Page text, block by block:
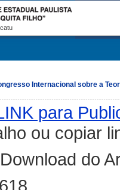
Internacional sobre a
para
ou copiar
Download do